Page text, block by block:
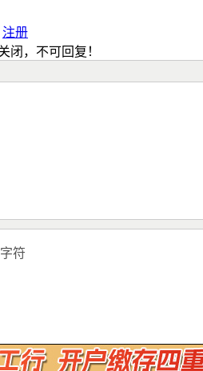
注册
闭，不可回复！
符